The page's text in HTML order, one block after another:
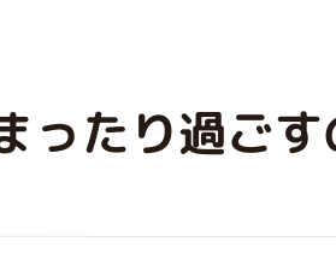
ったり過ご